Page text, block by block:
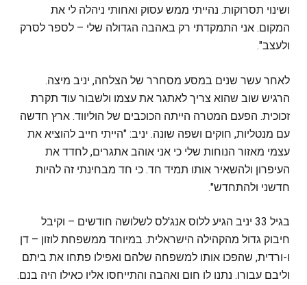
ושינוי תסרוקות. נהייתי ממש עסוק ואחותי ניהלה לי את
המקום. אני התמקדתי רק באהבה הגדולה שלי – לספר לסרק
ולעצב".
לאחר עשר שנים במסע מסחרר של הצלחה, יניב מיצה.
הרגיש שוב שהוא צריך לאתגר את עצמו ולשבור עוד תקרת
זכוכית. הפעם המטרה הייתה הכוכבים של הוליווד. ארץ חדשה
עם מנטליות, חוקים ושפה שונה. יניב: "הייתי חייב להוציא את
עצמי מאזור הנוחות שלי כי אני אוהב אתגרים, לחדד את
העיפרון ולהשאיר אותו תמיד חד. כי חד מבחינתי זה להיות
חדשני ולהתחדש".
בגיל 33 יניב הגיע ללוס אנג'לס לשלושה חודשים – וקיבל
חיבוק גדול מהקהילה הישראלית. במיוחד ממשפחת לוזון – דן
ו-ורדית, שהפכו אותו למשפחה שלהם ואפילו פתחו את ביתם
וליבם עבורו. נתנו לו חום ואהבה והתייחסו אליו כאילו היה בנם.